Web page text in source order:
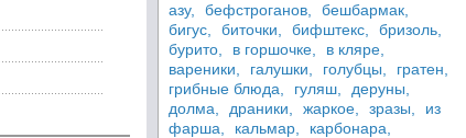
азу, бефстроганов,
бешбармак,
бигус,
биточки, бифштекс,
бризоль,
бурито,
в горшочке,
в кляре,
вареники,
галушки, голубцы,
гратен,
грибные блюда,
гуляш,
деруны,
долма,
драники, жаркое, зразы,
из
фарша,
кальмар,
карбонара,